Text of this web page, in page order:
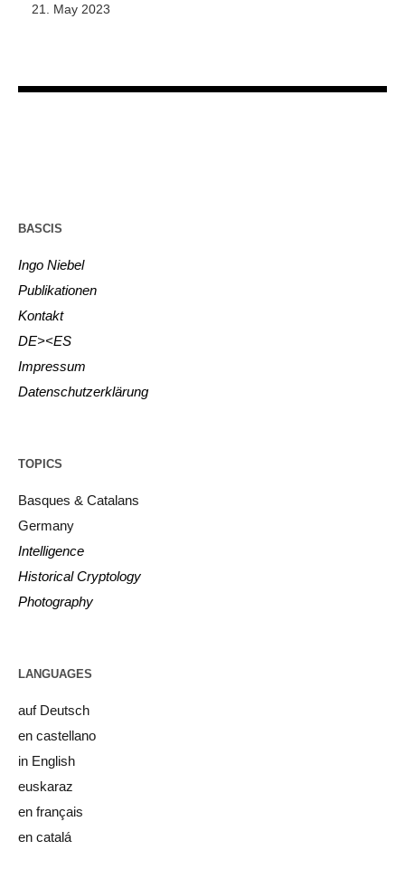
21. May 2023
BASCIS
Ingo Niebel
Publikationen
Kontakt
DE><ES
Impressum
Datenschutzerklärung
TOPICS
Basques & Catalans
Germany
Intelligence
Historical Cryptology
Photography
LANGUAGES
auf Deutsch
en castellano
in English
euskaraz
en français
en catalá